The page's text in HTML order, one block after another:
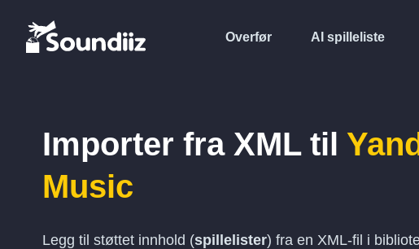
Overfør AI spilleliste
Importer fra XMLtil
Music
Legg til støttet innhold (spillelister) fra en XML-fil i